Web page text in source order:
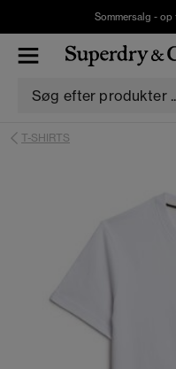
Sommersalg - op
T-SHIRTS